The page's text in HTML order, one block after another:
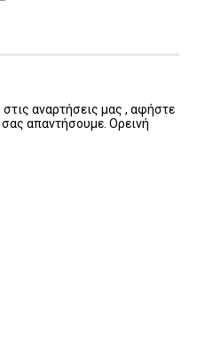
αναρτήσεις μας , αφήστε
σας απαντήσουμε. Ορεινή